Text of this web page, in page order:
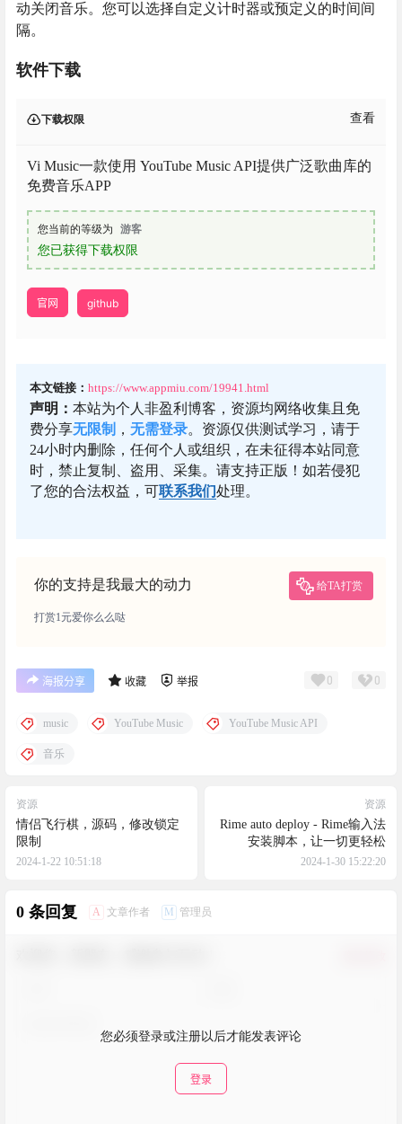
动关闭音乐。您可以选择自定义计时器或预定义的时间间
隔。
软件下载
下载权限 查看
Vi Music一款使用 YouTube Music API提供广泛歌曲库的
免费音乐APP
您当前的等级为 游客
您已获得下载权限
官网 github
本文链接： https://www.appmiu.com/19941.html
声明： 本站为个人非盈利博客，资源均网络收集且免
费分享无限制 ， 无需登录。资源仅供测试学习，请于
24小时内删除，任何个人或组织，在未征得本站同意
时，禁止复制、盗用、采集。请支持正版！如若侵犯
了您的合法权益，可联系我们处理。
你的支持是我最大的动力 给TA打赏
打赏1元爱你么么哒
海报分享 收藏 举报 0 0
music YouTube Music YouTube Music API
音乐
资源
情侣飞行棋，源码，修改锁定
限制
2024-1-22 10:51:18
资源
Rime auto deploy - Rime输入法
安装脚本，让一切更轻松
2024-1-30 15:22:20
0 条回复 A 文章作者 M 管理员
您必须登录或注册以后才能发表评论
登录